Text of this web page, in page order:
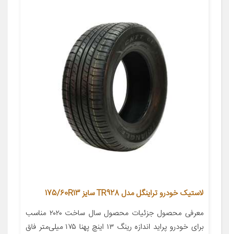
لاستیک خودرو تراینگل مدل TR928 سایز 175/60R13
معرفی محصول جزئیات محصول سال ساخت ۲۰۲۰ مناسب
برای خودرو پراید اندازه رینگ ۱۳ اینچ پهنا ۱۷۵ میلی‌متر فاق